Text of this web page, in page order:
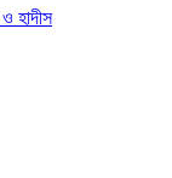
হাদীস